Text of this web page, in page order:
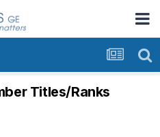
Titles/Ranks